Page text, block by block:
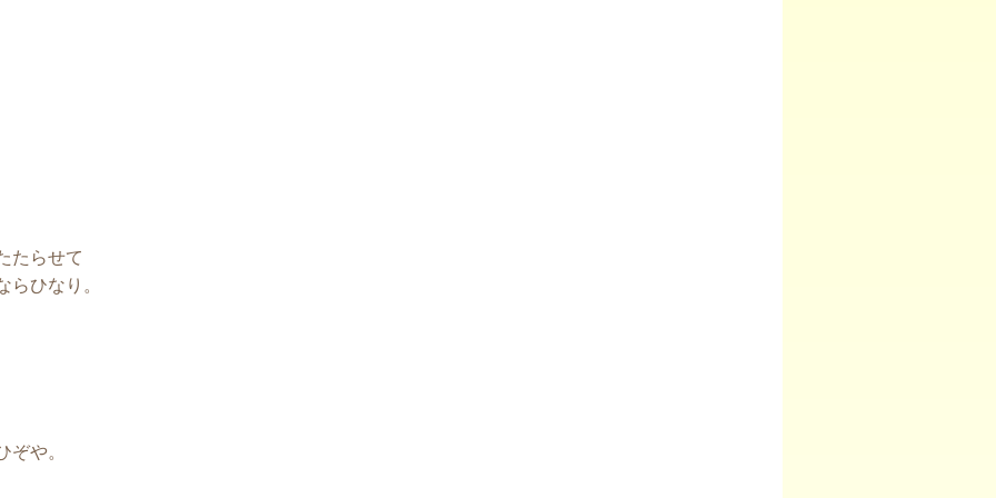
たらせて
ひなり。
や。